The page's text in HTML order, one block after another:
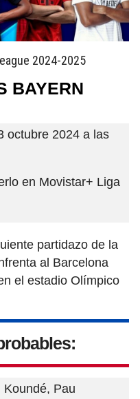
2024-2025
BAYERN
octubre 2024 a las
en Movistar+ Liga
partidazo de la
al Barcelona
el estadio Olímpico
Koundé, Pau